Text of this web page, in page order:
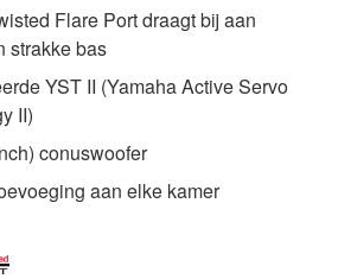
Flare Port draagt bij aan
strakke bas
YST II (Yamaha Active Servo
II)
conuswoofer
aan elke kamer